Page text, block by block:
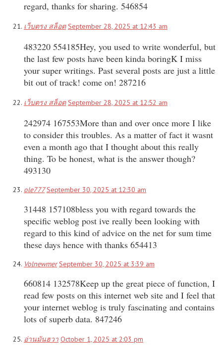
regard, thanks for sharing. 546854
เว็บตรง สล็อต September 28, 2025 at 12:43 am
483220 554185Hey, you used to write wonderful, but
the last few posts have been kinda boringK I miss
your super writings. Past several posts are just a little
bit out of track! come on! 287216
เว็บตรง สล็อต September 28, 2025 at 12:52 am
242974 167553More than and over once more I like
to consider this troubles. As a matter of fact it wasnt
even a month ago that I thought about this really
thing. To be honest, what is the answer though?
493130
ole777 September 30, 2025 at 12:30 am
31448 157108bless you with regard towards the
specific weblog post ive really been looking with
regard to this kind of advice on the net for sum time
these days hence with thanks 654413
Volnewmer September 30, 2025 at 3:39 am
660814 132578Keep up the great piece of function, I
read few posts on this internet web site and I feel that
your internet weblog is truly fascinating and contains
lots of superb data. 847246
อ่านมันฮวา October 1, 2025 at 2:03 pm